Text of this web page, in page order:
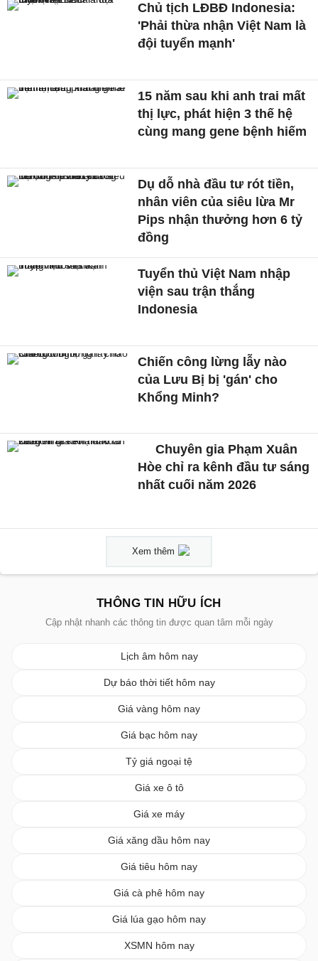
Chủ tịch LĐBĐ Indonesia:
'Phải thừa nhận Việt Nam là
đội tuyển mạnh'
15 năm sau khi anh trai mất
thị lực, phát hiện 3 thế hệ
cùng mang gene bệnh hiếm
Dụ dỗ nhà đầu tư rót tiền,
nhân viên của siêu lừa Mr
Pips nhận thưởng hơn 6 tỷ
đồng
Tuyển thủ Việt Nam nhập
viện sau trận thắng
Indonesia
Chiến công lừng lẫy nào
của Lưu Bị bị 'gán' cho
Khổng Minh?
Chuyên gia Phạm Xuân
Hòe chỉ ra kênh đầu tư sáng
nhất cuối năm 2026
Xem thêm
THÔNG TIN HỮU ÍCH
Cập nhật nhanh các thông tin được quan tâm mỗi ngày
Lịch âm hôm nay
Dự báo thời tiết hôm nay
Giá vàng hôm nay
Giá bạc hôm nay
Tỷ giá ngoại tệ
Giá xe ô tô
Giá xe máy
Giá xăng dầu hôm nay
Giá tiêu hôm nay
Giá cà phê hôm nay
Giá lúa gạo hôm nay
XSMN hôm nay